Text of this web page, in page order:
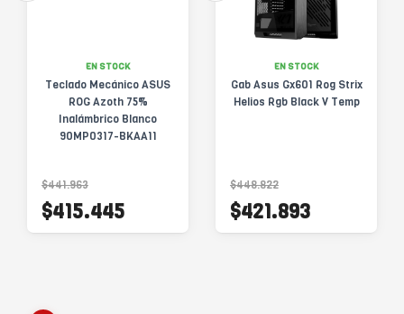
EN STOCK
Teclado Mecánico ASUS
ROG Azoth 75%
Inalámbrico Blanco
90MP0317-BKAA11
$441.963
$415.445
EN STOCK
Gab Asus Gx601 Rog Strix
Helios Rgb Black V Temp
$448.822
$421.893